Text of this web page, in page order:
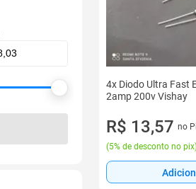
4x Diodo Ultra Fast
2amp 200v Vishay
R$ 13,57 no
(5% de desconto no pix